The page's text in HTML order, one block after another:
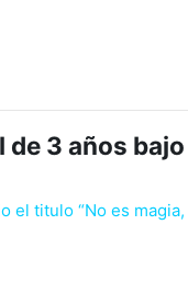
3 años
el titulo “No es magia,